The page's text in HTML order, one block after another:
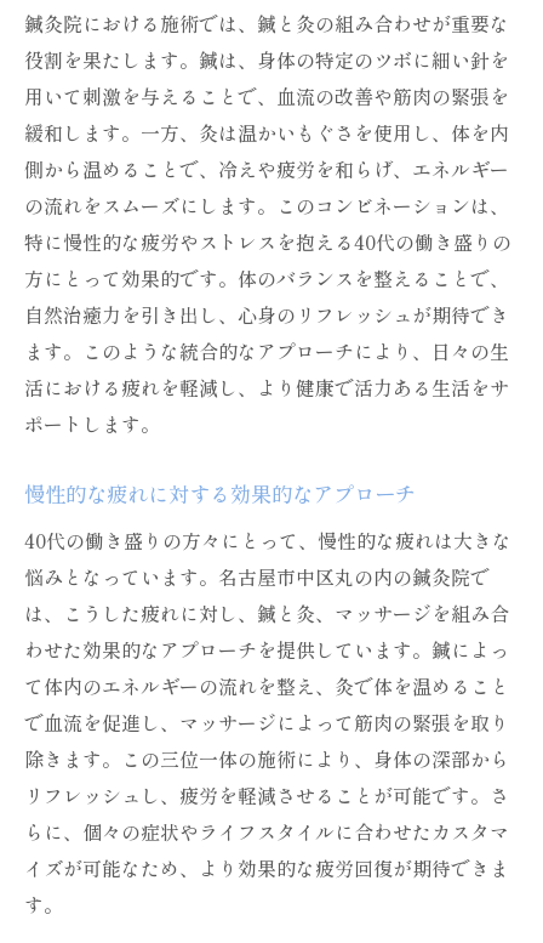
鍼灸院における施術では、鍼と灸の組み合わせが重要な
役割を果たします。鍼は、身体の特定のツボに細い針を
用いて刺激を与えることで、血流の改善や筋肉の緊張を
緩和します。一方、灸は温かいもぐさを使用し、体を内
側から温めることで、冷えや疲労を和らげ、エネルギー
の流れをスムーズにします。このコンビネーションは、
特に慢性的な疲労やストレスを抱える40代の働き盛りの
方にとって効果的です。体のバランスを整えることで、
自然治癒力を引き出し、心身のリフレッシュが期待でき
ます。このような統合的なアプローチにより、日々の生
活における疲れを軽減し、より健康で活力ある生活をサ
ポートします。
慢性的な疲れに対する効果的なアプローチ
40代の働き盛りの方々にとって、慢性的な疲れは大きな
悩みとなっています。名古屋市中区丸の内の鍼灸院で
は、こうした疲れに対し、鍼と灸、マッサージを組み合
わせた効果的なアプローチを提供しています。鍼によっ
て体内のエネルギーの流れを整え、灸で体を温めること
で血流を促進し、マッサージによって筋肉の緊張を取り
除きます。この三位一体の施術により、身体の深部から
リフレッシュし、疲労を軽減させることが可能です。さ
らに、個々の症状やライフスタイルに合わせたカスタマ
イズが可能なため、より効果的な疲労回復が期待できま
す。